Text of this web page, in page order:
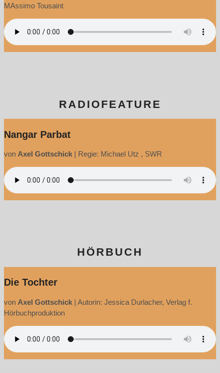
MAssimo Tousaint
RADIOFEATURE
Nangar Parbat
von Axel Gottschick | Regie: Michael Utz , SWR
HÖRBUCH
Die Tochter
von Axel Gottschick | Autorin: Jessica Durlacher, Verlag f.
Hörbuchproduktion